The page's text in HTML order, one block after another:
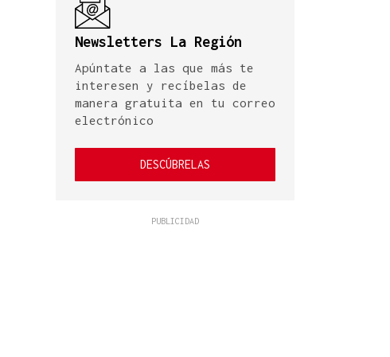
Newsletters La Región
Apúntate a las que más te
interesen y recíbelas de
manera gratuita en tu correo
electrónico
DESCÚBRELAS